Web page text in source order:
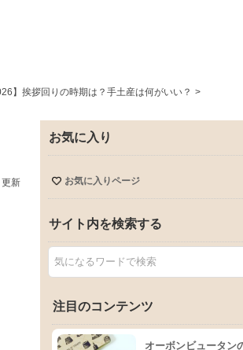
】挨拶回りの時期は？手土産は何がいい？ >
新
お気に入り
お気に入りページ
サイト内を検索する
注目のコンテンツ
オーボンビュータン